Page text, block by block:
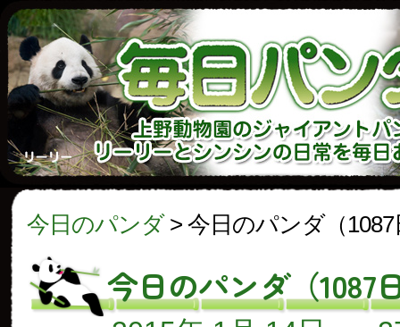
今日のパンダ> 今日のパンダ（1087
今日のパンダ（1087